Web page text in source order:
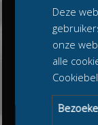
Deze
onze
alle